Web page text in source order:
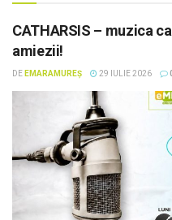
CATHARSIS – muzica
amiezii!
DE EMARAMUREȘ 29 IULIE 2026